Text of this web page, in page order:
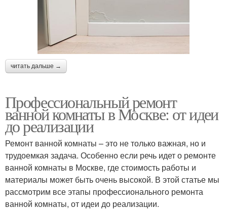
читать дальше →
Профессиональный ремонт
ванной комнаты в Москве: от идеи
до реализации
Ремонт ванной комнаты – это не только важная, но и
трудоемкая задача. Особенно если речь идет о ремонте
ванной комнаты в Москве, где стоимость работы и
материалы может быть очень высокой. В этой статье мы
рассмотрим все этапы профессионального ремонта
ванной комнаты, от идеи до реализации.